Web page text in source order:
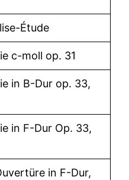
Étude
c-moll op. 31
in B-Dur op. 33,
in F-Dur Op. 33,
in F-Dur,